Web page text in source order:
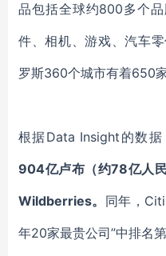
品包括全球约800多个
件、相机、游戏、汽车
罗斯360个城市有着650
根据Data Insight的数据
904亿卢布（约78亿人
Wildberries。 同年，
年20家最贵公司”中排名